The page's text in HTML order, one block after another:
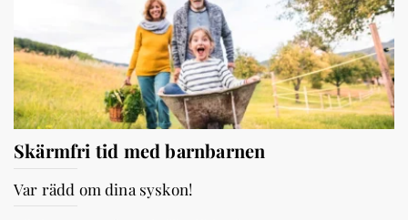
Skärmfri tid med barnbarnen
Var rädd om dina syskon!